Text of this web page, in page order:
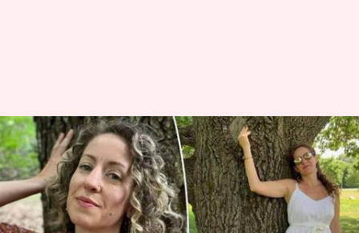
Wanita Yang Jatuh Cinta Pada
Pohon Ek, Diidentifikasi
Sebagai Ekoseksual
menulis Handoko Dec 29, 2023 11:04 am